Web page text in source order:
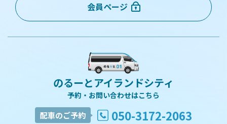
会員ページ
のるーとアイランドシティ
予約・お問い合わせはこちら
配車のご予約 050-3172-2063